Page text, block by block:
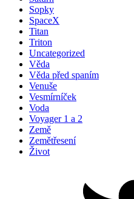
Sopky
SpaceX
Titan
Triton
Uncategorized
Věda
Věda před spaním
Venuše
Vesmírníček
Voda
Voyager 1 a 2
Země
Zemětřesení
Život